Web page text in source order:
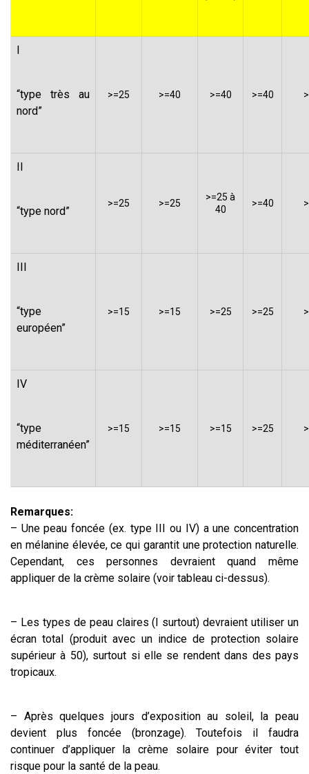
I
“type très au
nord”
>=25 >=40 >=40 >=40
II
“type nord”
>=25 >=25
>=25 à
40
>=40
III
“type
européen”
>=15 >=15 >=25 >=25
IV
“type
méditerranéen”
>=15 >=15 >=15 >=25
Remarques:
– Une peau foncée (ex. type III ou IV) a une concentration
en mélanine élevée, ce qui garantit une protection naturelle.
Cependant, ces personnes devraient quand même
appliquer de la crème solaire (voir tableau ci-dessus).
– Les types de peau claires (I surtout) devraient utiliser un
écran total (produit avec un indice de protection solaire
supérieur à 50), surtout si elle se rendent dans des pays
tropicaux.
– Après quelques jours d’exposition au soleil, la peau
devient plus foncée (bronzage). Toutefois il faudra
continuer d’appliquer la crème solaire pour éviter tout
risque pour la santé de la peau.